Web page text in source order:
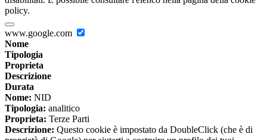
policy.
www.google.com
Nome
Tipologia
Proprieta
Descrizione
Durata
Nome: NID
Tipologia: analitico
Proprieta: Terze Parti
Descrizione: Questo cookie è impostato da DoubleClick (che è di